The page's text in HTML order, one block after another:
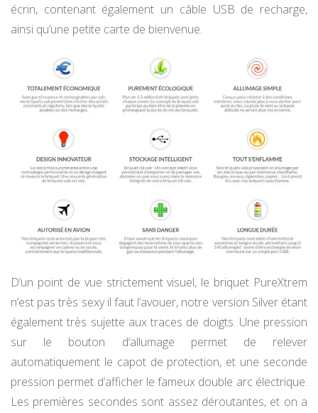
écrin, contenant également un câble USB de recharge,
ainsi qu’une petite carte de bienvenue.
D’un point de vue strictement visuel, le briquet PureXtrem
n’est pas très sexy il faut l’avouer, notre version Silver étant
également très sujette aux traces de doigts. Une pression
sur le bouton d’allumage permet de relever
automatiquement le capot de protection, et une seconde
pression permet d’afficher le fameux double arc électrique.
Les premières secondes sont assez déroutantes, et on a